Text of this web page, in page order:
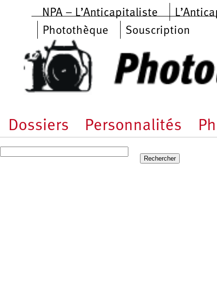
Aller au contenu principal
NPA – L’Anticapitaliste
Photothèque
Souscription
Dossiers Personnalités